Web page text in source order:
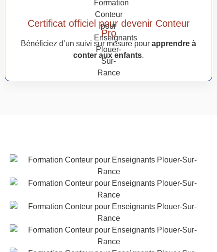
Certificat officiel pour devenir Conteur
Pro
Bénéficiez d’un suivi sur mesure pour apprendre à
conter aux enfants.